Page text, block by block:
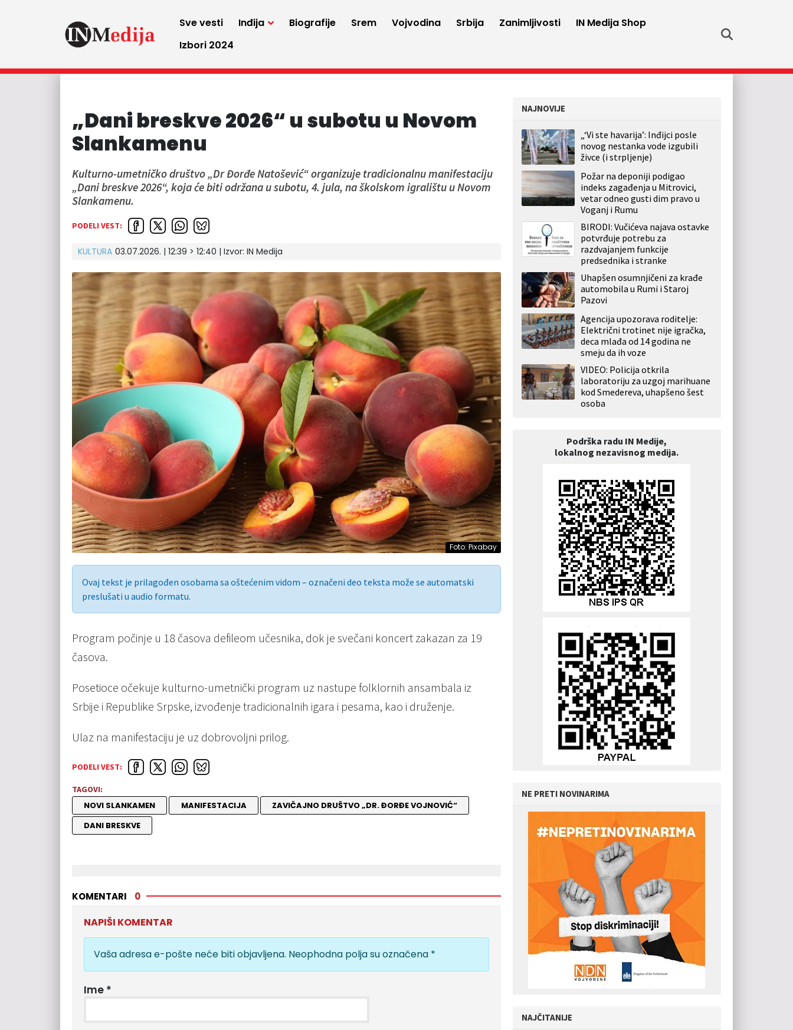
Sve vesti Inđija Biografije Srem Vojvodina Srbija Zanimljivosti
IN Medija Shop
Izbori 2024
„Dani breskve 2026“ u subotu u Novom
Slankamenu
Kulturno-umetničko društvo „Dr Đorđe Natošević“ organizuje tradicionalnu manifestaciju
„Dani breskve 2026“, koja će biti održana u subotu, 4. jula, na školskom igralištu u Novom
Slankamenu.
PODELI VEST:
KULTURA 03.07.2026. | 12:39 > 12:40 | Izvor: IN Medija
Foto: Pixabay
Ovaj tekst je prilagođen osobama sa oštećenim vidom – označeni deo teksta može se automatski
preslušati u audio formatu.
Program počinje u 18 časova defileom učesnika, dok je svečani koncert zakazan za 19
časova.
Posetioce očekuje kulturno-umetnički program uz nastupe folklornih ansambala iz
Srbije i Republike Srpske, izvođenje tradicionalnih igara i pesama, kao i druženje.
Ulaz na manifestaciju je uz dobrovoljni prilog.
PODELI VEST:
TAGOVI:
NOVI SLANKAMEN MANIFESTACIJA
ZAVIČAJNO DRUŠTVO „DR. ĐORĐE VOJNOVIĆ“
DANI BRESKVE
KOMENTARI 0
NAPIŠI KOMENTAR
Vaša adresa e-pošte neće biti objavljena. Neophodna polja su označena *
Ime *
NAJNOVIJE
„‘Vi ste havarija’: Inđijci posle
novog nestanka vode izgubili
živce (i strpljenje)
Požar na deponiji podigao
indeks zagađenja u Mitrovici,
vetar odneo gusti dim pravo u
Voganj i Rumu
BIRODI: Vučićeva najava ostavke
potvrđuje potrebu za
razdvajanjem funkcije
predsednika i stranke
Uhapšen osumnjičeni za krađe
automobila u Rumi i Staroj
Pazovi
Agencija upozorava roditelje:
Električni trotinet nije igračka,
deca mlađa od 14 godina ne
smeju da ih voze
VIDEO: Policija otkrila
laboratoriju za uzgoj marihuane
kod Smedereva, uhapšeno šest
osoba
Podrška radu IN Medije,
lokalnog nezavisnog medija.
NE PRETI NOVINARIMA
NAJČITANIJE